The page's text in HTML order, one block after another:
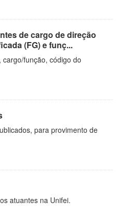
de cargo de direção
(FG) e funç...
função, código do
para provimento de
atuantes na Unifei.